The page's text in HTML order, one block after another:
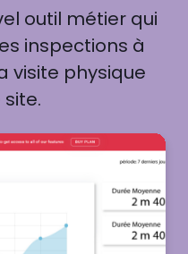
outil métier qui
inspections à
visite physique